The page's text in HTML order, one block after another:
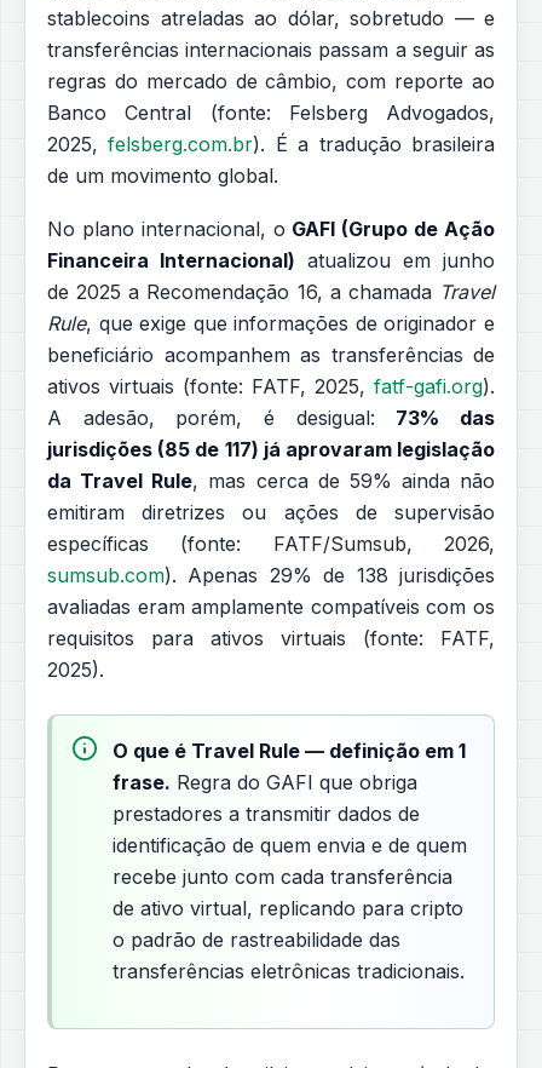
stablecoins atreladas ao dólar, sobretudo — e
transferências internacionais passam a seguir as
regras do mercado de câmbio, com reporte ao
Banco Central (fonte: Felsberg Advogados,
2025,felsberg.com.br). É a tradução brasileira
de um movimento global.
No plano internacional, o GAFI (Grupo de Ação
Financeira Internacional) atualizou em junho
de 2025 a Recomendação 16, a chamada Travel
Rule, que exige que informações de originador e
beneficiário acompanhem as transferências de
ativos virtuais (fonte: FATF, 2025, fatf-gafi.org).
A adesão, porém, é desigual: 73% das
jurisdições (85 de 117) já aprovaram legislação
da Travel Rule, mas cerca de 59% ainda não
emitiram diretrizes ou ações de supervisão
específicas (fonte: FATF/Sumsub, 2026,
sumsub.com). Apenas 29% de 138 jurisdições
avaliadas eram amplamente compatíveis com os
requisitos para ativos virtuais (fonte: FATF,
2025).
O que é Travel Rule — definição em 1
frase. Regra do GAFI que obriga
prestadores a transmitir dados de
identificação de quem envia e de quem
recebe junto com cada transferência
de ativo virtual, replicando para cripto
o padrão de rastreabilidade das
transferências eletrônicas tradicionais.